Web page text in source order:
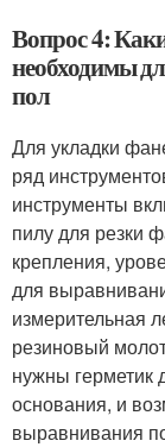
Вопрос 4:
необходимы
пол
Для укладки
ряд
инструменты
пилу для резки
крепления,
для
измерительная
резиновый
нужны герметик
основания, и
выравнивания